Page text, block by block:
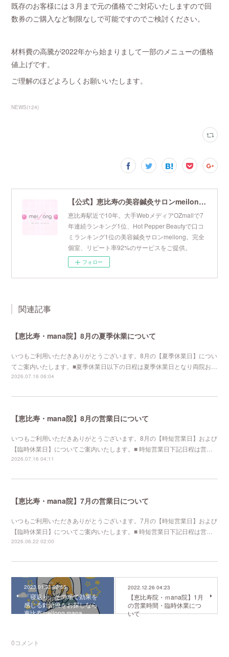
既存のお客様には３月まで元の価格でご対応いたしますので回
数券のご購入など制限なしで可能ですのでご検討ください。
材料費の高騰が2022年から始まりまして一部のメニューの価格
値上げです。
ご理解のほどよろしくお願いいたします。
NEWS(124)
【公式】恵比寿の美容鍼灸サロンmeilong｜ツボを押さえた針・お灸の治療で美容と健康を叶えます
恵比寿駅近で10年。大手WebメディアOZmallで7
年連続ランキング1位、Hot Pepper Beautyで口コ
ミランキング1位の美容鍼灸サロンmeilong。完全
個室、リピート率92%のサービスをご提供。
フォロー
関連記事
【恵比寿・mana院】8月の夏季休業について
いつもご利用いただきありがとうございます。8月の【夏季休業日】につい
てご案内いたします。■夏季休業日以下の日程は夏季休業日となり両院お…
2026.07.16 06:04
【恵比寿・mana院】8月の営業日について
いつもご利用いただきありがとうございます。8月の【時短営業日】および
【臨時休業日】についてご案内いたします。■ 時短営業日下記日程は営…
2026.07.16 04:11
【恵比寿・mana院】7月の営業日について
いつもご利用いただきありがとうございます。7月の【時短営業日】および
【臨時休業日】についてご案内いたします。■ 時短営業日下記日程は営…
2026.06.22 02:00
2023.01.03 02:55
「寝返り」その場で効果を
感じる針治療をお探しなら
恵比寿meilong mana
2022.12.26 04:23
【恵比寿院・ｍana院】1月
の営業時間・臨時休業につ
いて
0コメント